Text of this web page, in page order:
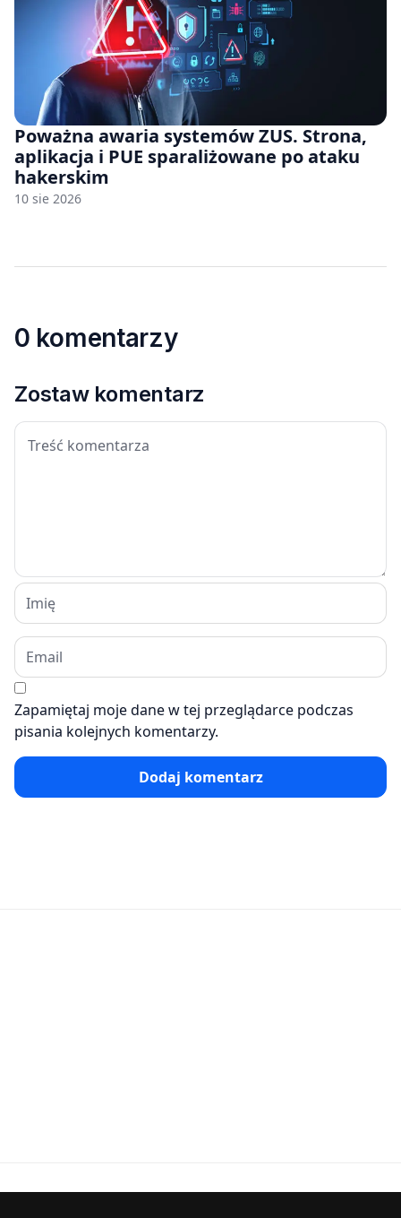
Poważna awaria systemów ZUS. Strona,
aplikacja i PUE sparaliżowane po ataku
hakerskim
10 sie 2026
0 komentarzy
Zostaw komentarz
Zapamiętaj moje dane w tej przeglądarce podczas
pisania kolejnych komentarzy.
Dodaj komentarz